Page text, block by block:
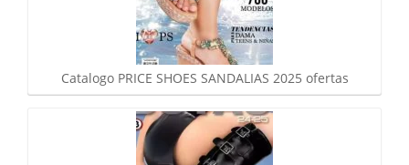
Catalogo PRICE SHOES SANDALIAS 2025 ofertas